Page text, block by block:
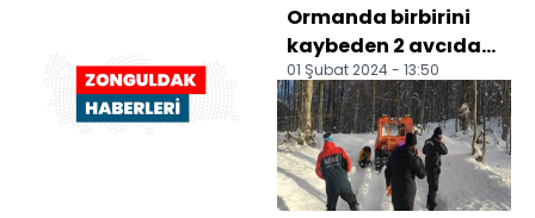
Ormanda birbirini
kaybeden 2 avcıdan
1'i donarak öldü
01 Şubat 2024 - 13:50